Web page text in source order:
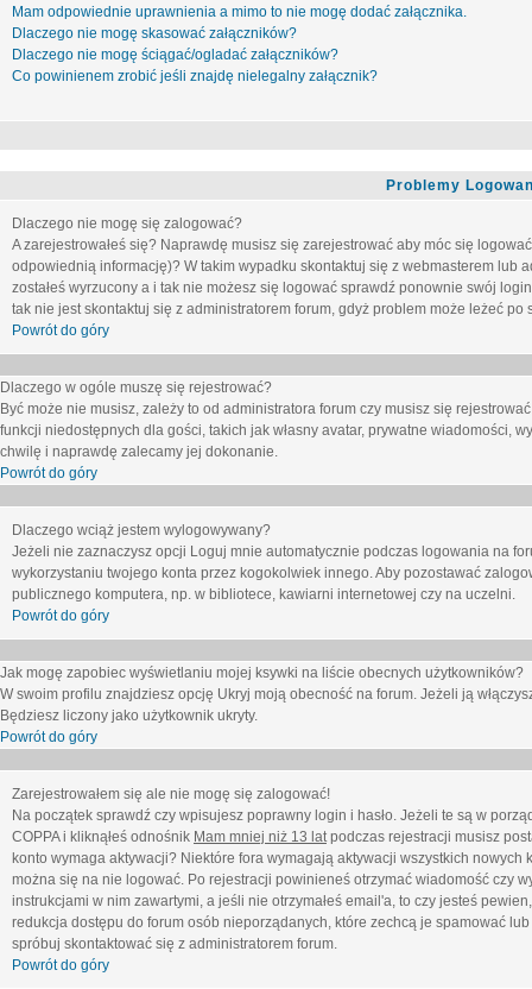
Mam odpowiednie uprawnienia a mimo to nie mogę dodać załącznika.
Dlaczego nie mogę skasować załączników?
Dlaczego nie mogę ściągać/ogladać załączników?
Co powinienem zrobić jeśli znajdę nielegalny załącznik?
Problemy
Dlaczego nie mogę się zalogować?
A zarejestrowałeś się? Naprawdę musisz się zarejestrować aby móc się
odpowiednią informację)? W takim wypadku skontaktuj się z webmasterem lub
zostałeś wyrzucony a i tak nie możesz się logować sprawdź ponownie swój
tak nie jest skontaktuj się z administratorem forum, gdyż problem może leżeć po
Powrót do góry
Dlaczego w ogóle muszę się rejestrować?
Być może nie musisz, zależy to od administratora forum czy musisz się
funkcji niedostępnych dla gości, takich jak własny avatar, prywatne wiadomości,
chwilę i naprawdę zalecamy jej dokonanie.
Powrót do góry
Dlaczego wciąż jestem wylogowywany?
Jeżeli nie zaznaczysz opcji Loguj mnie automatycznie podczas logowania na
wykorzystaniu twojego konta przez kogokolwiek innego. Aby pozostawać
publicznego komputera, np. w bibliotece, kawiarni internetowej czy na uczelni.
Powrót do góry
Jak mogę zapobiec wyświetlaniu mojej ksywki na liście obecnych użytkowników?
W swoim profilu znajdziesz opcję Ukryj moją obecność na forum. Jeżeli ją
Będziesz liczony jako użytkownik ukryty.
Powrót do góry
Zarejestrowałem się ale nie mogę się zalogować!
Na początek sprawdź czy wpisujesz poprawny login i hasło. Jeżeli te są w
COPPA i kliknąłeś odnośnik Mam mniej niż 13 latpodczas rejestracji musisz
konto wymaga aktywacji? Niektóre fora wymagają aktywacji wszystkich
można się na nie logować. Po rejestracji powinieneś otrzymać wiadomość czy
instrukcjami w nim zawartymi, a jeśli nie otrzymałeś email'a, to czy jesteś
redukcja dostępu do forum osób nieporządanych, które zechcą je spamować
spróbuj skontaktować się z administratorem forum.
Powrót do góry